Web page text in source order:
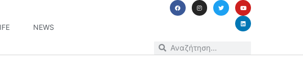
NEWS